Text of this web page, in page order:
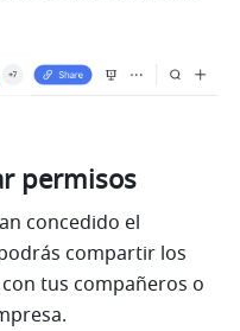
permisos
concedido el
compartir los
tus compañeros o